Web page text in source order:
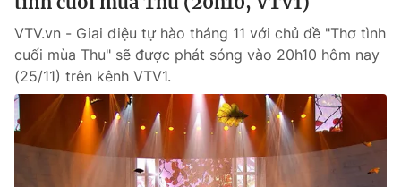
VTV.vn - Giai điệu tự hào tháng 11 với chủ đề "Thơ tình
cuối mùa Thu" sẽ được phát sóng vào 20h10 hôm nay
(25/11) trên kênh VTV1.